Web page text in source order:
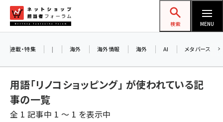
ン
ネットショップ担当者フォーラム
検索 MENU
amazon (2247)
連載・特集 | 海外 海外情報 海外 AI メタバース
用語「リノコショッピング」 が使われている記
事の一覧
全 1 記事中 1 ～ 1 を表示中